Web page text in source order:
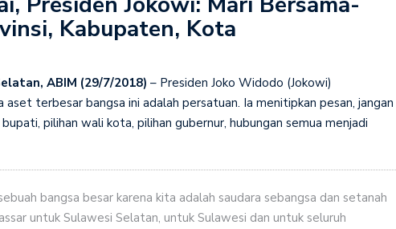
Perkuat Koperasi Syariah WPMI untuk Dorong UMKM Perempuan
Bangun Desa, Mendes Yandri Perkuat Kerja dengan Jepang
Kadin Apresiasi Pemerintah Gelontorkan Rp1.000 Triliun untuk
Kabupaten, Kota
ABIM (29/7/2018) – Presiden Joko Widodo (Jokowi)
aset terbesar bangsa ini adalah persatuan. Ia menitipkan pesan, jangan
pilihan wali kota, pilihan gubernur, hubungan semua menjadi
bangsa besar karena kita adalah saudara sebangsa dan setanah
untuk Sulawesi Selatan, untuk Sulawesi dan untuk seluruh